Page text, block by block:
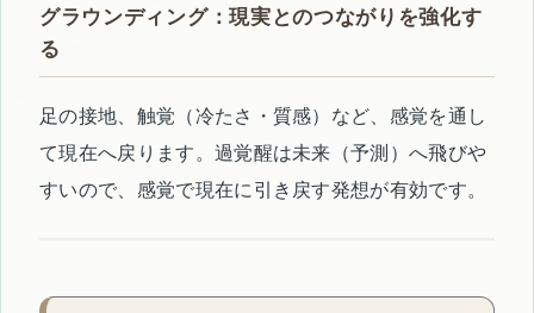
グラウンディング：現実とのつながりを強化す
る
足の接地、触覚（冷たさ・質感）など、感覚を通し
て現在へ戻ります。過覚醒は未来（予測）へ飛びや
すいので、感覚で現在に引き戻す発想が有効です。